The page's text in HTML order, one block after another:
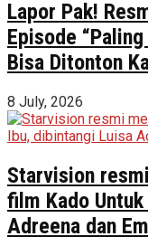
Lapor Pak!
Episode
Bisa Ditonton
8 July, 2026
Starvision
film Kado
Adreena dan